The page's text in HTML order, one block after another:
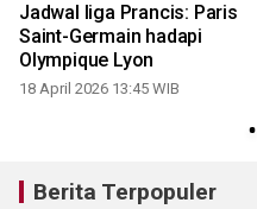
Jadwal liga Prancis: Paris
Saint-Germain hadapi
Olympique Lyon
18 April 2026 13:45 WIB
Berita Terpopuler